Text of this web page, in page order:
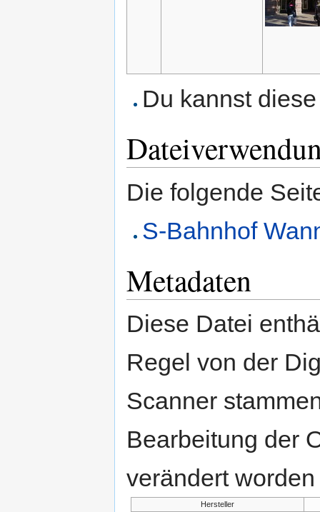
Du kannst
Die folgende
S-Bahnhof
Metadaten
Diese Datei
Regel von der
Scanner
Bearbeitung der
verändert
Hersteller